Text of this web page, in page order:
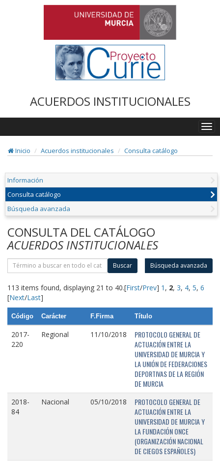
ACUERDOS INSTITUCIONALES
Inicio
Acuerdos institucionales Consulta catálogo
Información
Consulta catálogo
Búsqueda avanzada
CONSULTA DEL CATÁLOGO
ACUERDOS INSTITUCIONALES
Buscar Búsqueda avanzada
113 items found, displaying 21 to 40.[First/Prev] 1 , 2, 3, 4, 5, 6
[Next/Last]
Código Carácter F.Firma Título
2017-
220
Regional 11/10/2018
PROTOCOLO GENERAL DE
ACTUACIÓN ENTRE LA
UNIVERSIDAD DE MURCIA Y
LA UNIÓN DE FEDERACIONES
DEPORTIVAS DE LA REGIÓN
DE MURCIA
2018-
84
Nacional 05/10/2018
PROTOCOLO GENERAL DE
ACTUACIÓN ENTRE LA
UNIVERSIDAD DE MURCIA Y
LA FUNDACIÓN ONCE
(ORGANIZACIÓN NACIONAL
DE CIEGOS ESPAÑOLES)